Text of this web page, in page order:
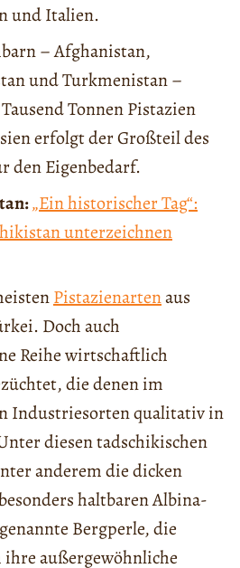
und Italien.
– Afghanistan,
und Turkmenistan –
Tonnen Pistazien
erfolgt der Großteil des
den Eigenbedarf.
„Ein historischer Tag“:
unterzeichnen
Pistazienartenaus
Doch auch
Reihe wirtschaftlich
die denen im
Industriesorten qualitativ in
diesen tadschikischen
anderem die dicken
haltbaren Albina-
Bergperle, die
außergewöhnliche